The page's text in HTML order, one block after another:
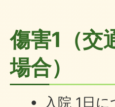
傷害1（交
場合）
入院 1日